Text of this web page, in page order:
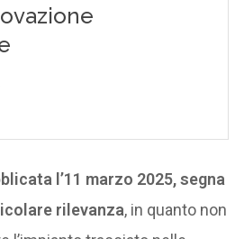
l’11 marzo 2025, segna
rilevanza, in quanto non